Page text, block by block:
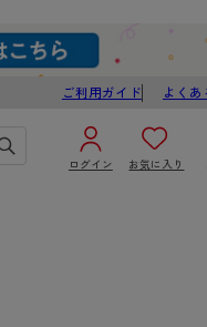
ご利用ガイド よくあ
ログイン お気に入り